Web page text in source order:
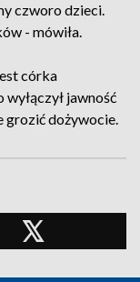
czworo dzieci.
- mówiła.
córka
jawność
grozić dożywocie.